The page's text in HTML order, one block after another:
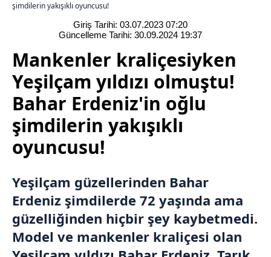
şimdilerin yakışıklı oyuncusu!
Giriş Tarihi: 03.07.2023 07:20
Güncelleme Tarihi: 30.09.2024 19:37
Mankenler kraliçesiyken
Yeşilçam yıldızı olmuştu!
Bahar Erdeniz'in oğlu
şimdilerin yakışıklı
oyuncusu!
Yeşilçam güzellerinden Bahar
Erdeniz şimdilerde 72 yaşında ama
güzelliğinden hiçbir şey kaybetmedi.
Model ve mankenler kraliçesi olan